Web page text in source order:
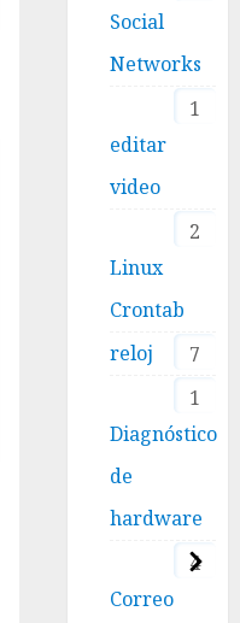
Social
Networks
1
editar
video
2
Linux
Crontab
7
reloj
1
Diagnóstico
de
hardware
4
Correo